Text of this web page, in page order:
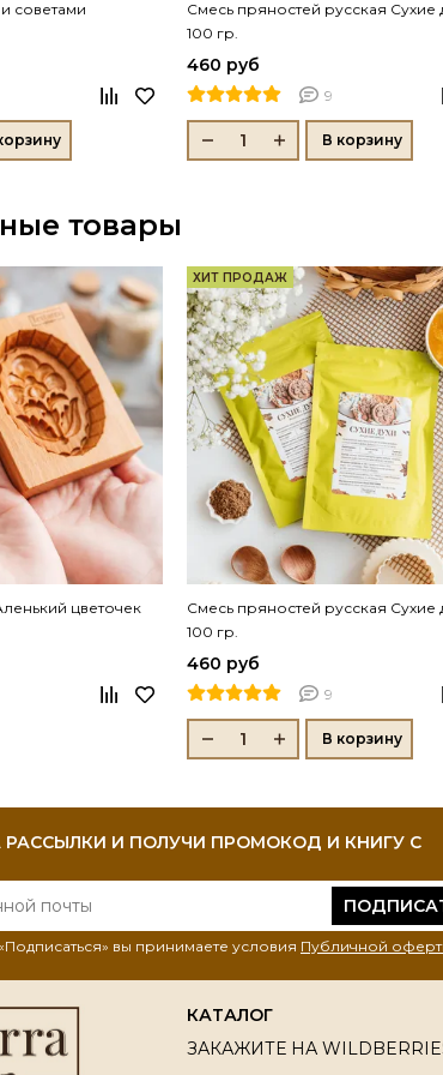
советами
Смесь пряностей русская Сухие
100 гр.
460 руб
9
В корзину
товары
цветочек
ХИТ ПРОДАЖ
Смесь пряностей русская Сухие
100 гр.
460 руб
9
В корзину
И ПОЛУЧИ ПРОМОКОД И КНИГУ С
вы принимаете условия Публичной
КАТАЛОГ
ЗАКАЖИТЕ НА